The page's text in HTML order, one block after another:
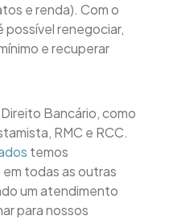
e renda). Com o
possível renegociar,
e recuperar
Bancário, como
RMC e RCC.
temos
todas as outras
um atendimento
para nossos